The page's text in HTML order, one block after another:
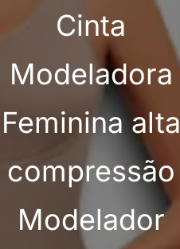
Cinta
Modeladora
Feminina alta
compressão
Modelador